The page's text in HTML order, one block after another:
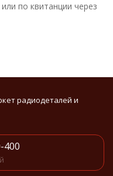
по квитанции через
радиодеталей и
400